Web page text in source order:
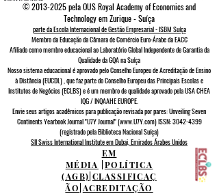
©2013-2025pela OUS Royal Academy of Economics and
Technology em Zurique - Suíça
parte da Escola Internacional de Gestão Empresarial - ISBM Suíça
Membro da Educação da Câmara de Comércio Euro-Árabe da EACC
Afiliado como membro educacional ao Laboratório Global Independente de Garantia da
Qualidade da GQAna Suíça
Nosso sistema educacional é aprovado peloConselho Europeu deAcreditação de Ensino
à Distância (EUCDL), que faz parte doConselho Europeu das Principais Escolas e
Institutos de Negócios (ECLBS)e é um membro de qualidade aprovado pela USA CHEA
IQG / INQAAHE EUROPE.
Envie seus artigos acadêmicos para publicação revisada por pares: Unveiling Seven
Continents Yearbook Journal "U7Y Journal" (www.U7Y.com) ISSN: 3042-4399
(registrado pela Biblioteca Nacional Suíça)
SII Swiss International Institute em Dubai, Emirados Árabes Unidos
EM
MÉDIA
POLÍTICA
(AGB) CLASSIFICAÇ
ÃO ACREDITAÇÃO